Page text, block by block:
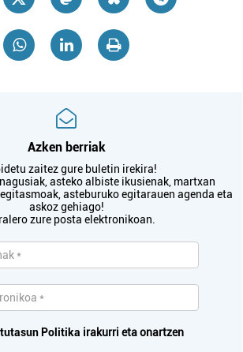
Azken berriak
zaitez gure buletin irekira!
asteko albiste ikusienak, martxan
asteburuko egitarauen agenda eta
askoz gehiago!
zure posta elektronikoan.
Politika irakurri eta onartzen